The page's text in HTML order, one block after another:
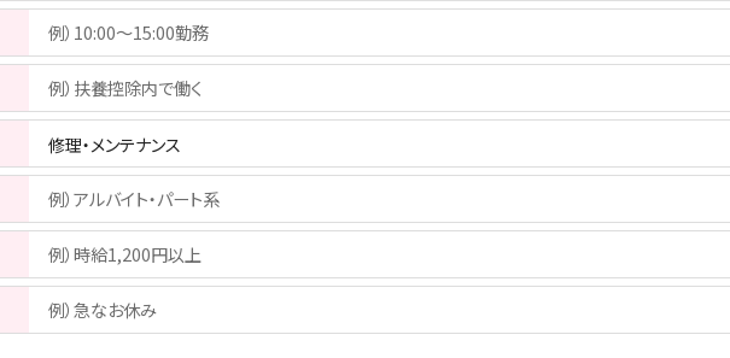
例）10:00〜15:00勤務
例）扶養控除内で働く
修理・メンテナンス
例）アルバイト・パート系
例）時給1,200円以上
例）急なお休み